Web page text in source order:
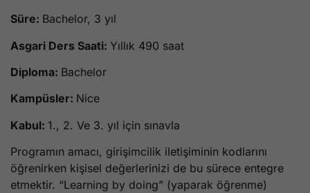
Süre: Bachelor, 3 yıl
Asgari Ders Saati: Yıllık 490 saat
Diploma: Bachelor
Kampüsler: Nice
Kabul: 1., 2. Ve 3. yıl için sınavla
Programın amacı, girişimcilik iletişiminin kodlarını
öğrenirken kişisel değerlerinizi de bu sürece entegre
etmektir. “Learning by doing” (yaparak öğrenme)